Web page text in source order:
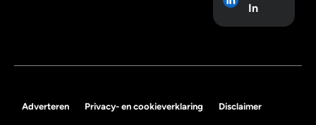
In
Adverteren Privacy- en cookieverklaring Disclaimer